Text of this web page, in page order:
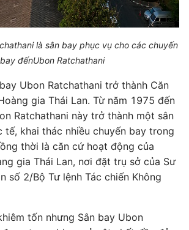
là sân bay phục vụ cho các chuyến
bay đếnUbon Ratchathani
Ubon Ratchathani trở thành Căn
gia Thái Lan. Từ năm 1975 đến
Ratchathani này trở thành một sân
tế, khai thác nhiều chuyến bay trong
thời là căn cứ hoạt động của
gia Thái Lan, nơi đặt trụ sở của Sư
số 2/Bộ Tư lệnh Tác chiến Không
tốn nhưng Sân bay Ubon